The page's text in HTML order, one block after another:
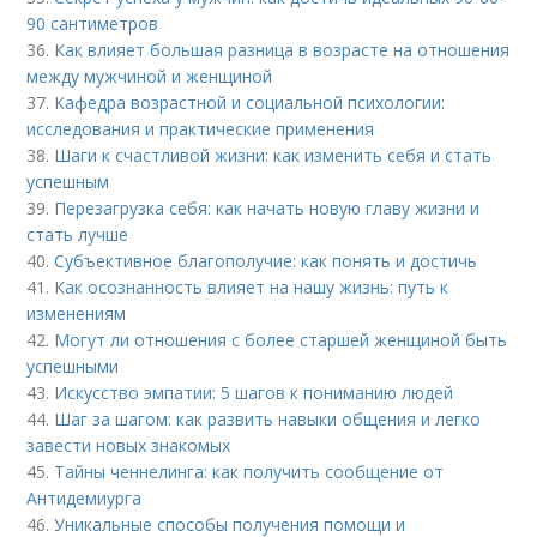
90 сантиметров
36. Как влияет большая разница в возрасте на отношения
между мужчиной и женщиной
37. Кафедра возрастной и социальной психологии:
исследования и практические применения
38. Шаги к счастливой жизни: как изменить себя и стать
успешным
39. Перезагрузка себя: как начать новую главу жизни и
стать лучше
40.Субъективное благополучие: как понять и достичь
41. Как осознанность влияет на нашу жизнь: путь к
изменениям
42. Могут ли отношения с более старшей женщиной быть
успешными
43. Искусство эмпатии: 5 шагов к пониманию людей
44. Шаг за шагом: как развить навыки общения и легко
завести новых знакомых
45. Тайны ченнелинга: как получить сообщение от
Антидемиурга
46.Уникальные способы получения помощи и